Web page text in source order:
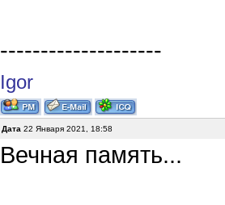
--------------------
Igor
Дата 22 Января 2021, 18:58
Вечная память...